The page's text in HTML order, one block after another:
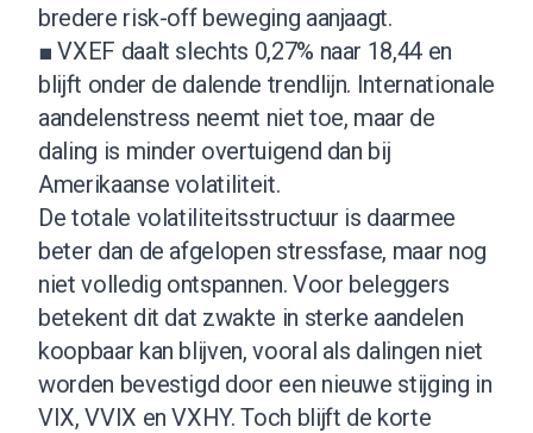
bredere risk-off beweging aanjaagt.
■ VXEF daalt slechts 0,27% naar 18,44 en
blijft onder de dalende trendlijn. Internationale
aandelenstress neemt niet toe, maar de
daling is minder overtuigend dan bij
Amerikaanse volatiliteit.
De totale volatiliteitsstructuur is daarmee
beter dan de afgelopen stressfase, maar nog
niet volledig ontspannen. Voor beleggers
betekent dit dat zwakte in sterke aandelen
koopbaar kan blijven, vooral als dalingen niet
worden bevestigd door een nieuwe stijging in
VIX, VVIX en VXHY. Toch blijft de korte